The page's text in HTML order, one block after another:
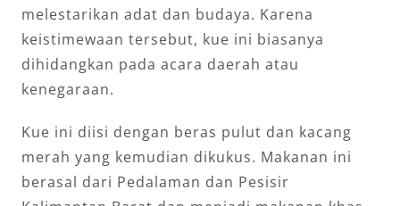
melestarikan adat dan budaya. Karena
keistimewaan tersebut, kue ini biasanya
dihidangkan pada acara daerah atau
kenegaraan.
Kue ini diisi dengan beras pulut dan kacang
merah yang kemudian dikukus. Makanan ini
berasal dari Pedalaman dan Pesisir